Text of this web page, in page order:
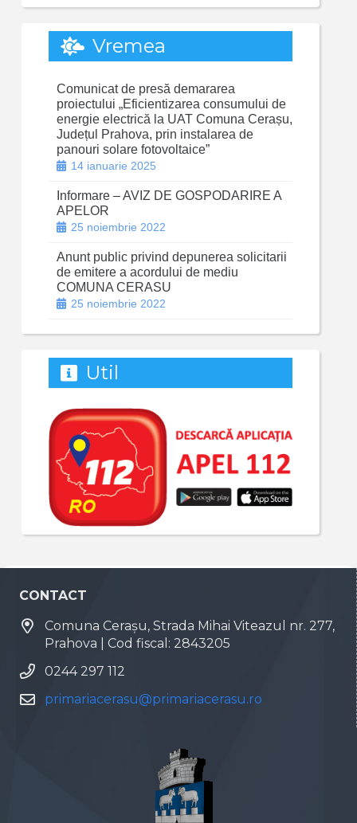
Vremea
Comunicat de presă demararea
proiectului „Eficientizarea consumului de
energie electrică la UAT Comuna Cerașu,
Județul Prahova, prin instalarea de
panouri solare fotovoltaice”
14 ianuarie 2025
Informare – AVIZ DE GOSPODARIRE A
APELOR
25 noiembrie 2022
Anunt public privind depunerea solicitarii
de emitere a acordului de mediu
COMUNA CERASU
25 noiembrie 2022
Util
CONTACT
Comuna Cerașu, Strada Mihai Viteazul nr. 277,
Prahova | Cod fiscal: 2843205
0244 297 112
primariacerasu@primariacerasu.ro